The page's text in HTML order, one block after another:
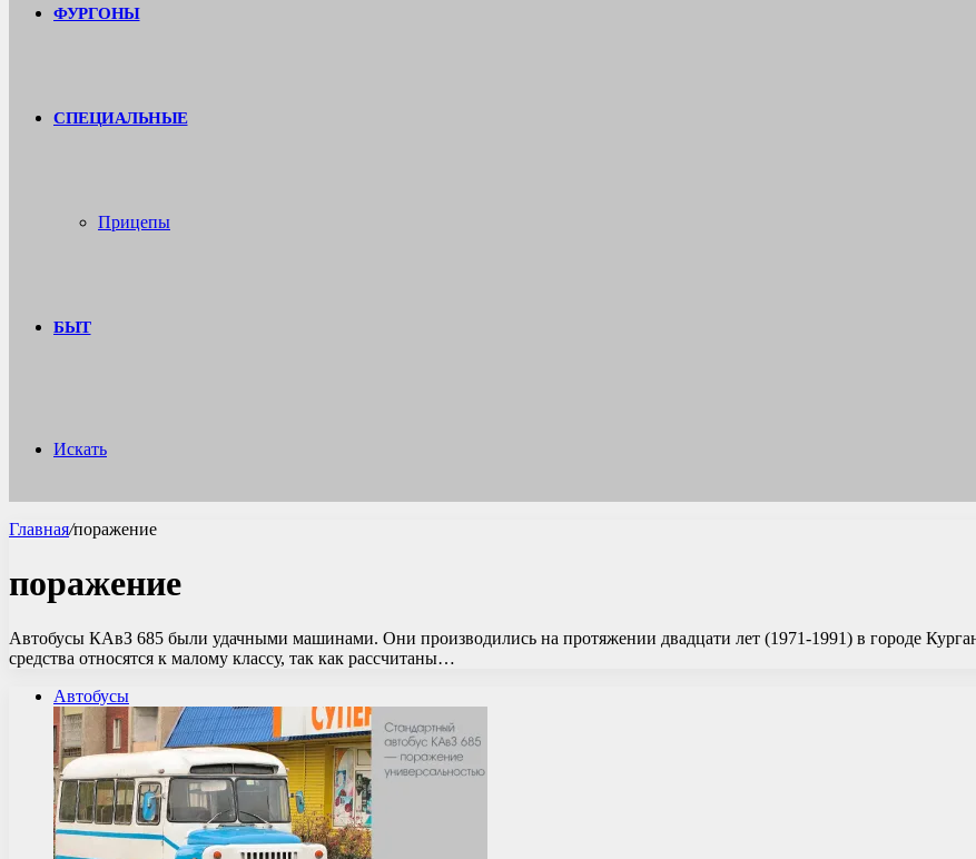
ФУРГОНЫ
СПЕЦИАЛЬНЫЕ
Прицепы
БЫТ
Искать
Главная/поражение
поражение
Автобусы КАвЗ 685 были удачными машинами. Они производились на протяжении двадцати лет (1971-1991) в городе
средства относятся к малому классу, так как рассчитаны…
Автобусы